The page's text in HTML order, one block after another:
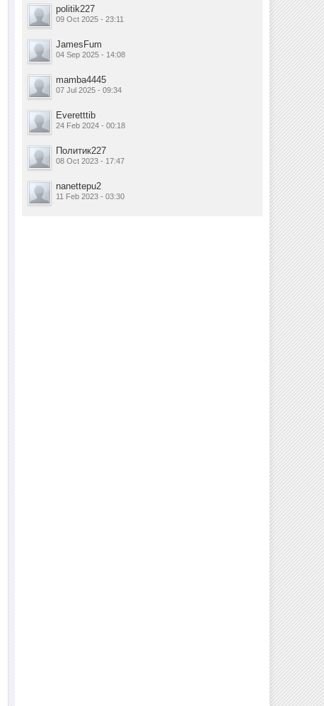
politik227
09 Oct 2025 - 23:11
JamesFum
04 Sep 2025 - 14:08
mamba4445
07 Jul 2025 - 09:34
Everetttib
24 Feb 2024 - 00:18
Политик227
08 Oct 2023 - 17:47
nanettepu2
11 Feb 2023 - 03:30